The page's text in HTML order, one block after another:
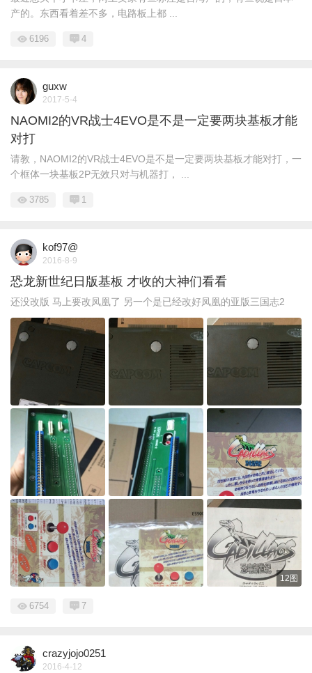
产的。东西看着差不多，电路板上都 ...
6196 4
guxw
2017-5-4
NAOMI2的VR战士4EVO是不是一定要两块基板才能
对打
请教，NAOMI2的VR战士4EVO是不是一定要两块基板才能对打，一
个框体一块基板2P无效只对与机器打， ...
3785 1
kof97@
2016-8-9
恐龙新世纪日版基板 才收的大神们看看
还没改版 马上要改凤凰了 另一个是已经改好凤凰的亚版三国志2
12图
6754 7
crazyjojo0251
2016-4-12